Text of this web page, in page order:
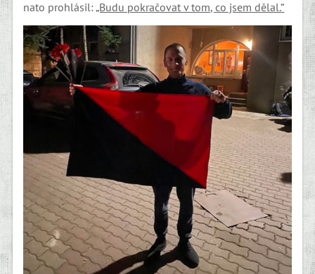
nato prohlásil:„Budu pokračovat v tom, co jsem dělal.“